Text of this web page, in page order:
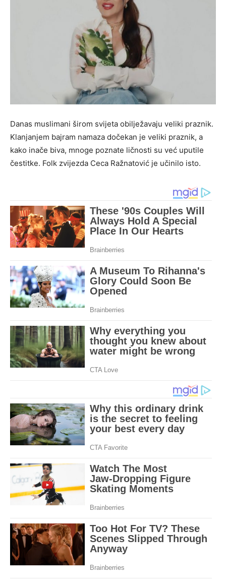
Danas muslimani širom svijeta obilježavaju veliki praznik.
Klanjanjem bajram namaza dočekan je veliki praznik, a
kako inače biva, mnoge poznate ličnosti su već uputile
čestitke. Folk zvijezda Ceca Ražnatović je učinilo isto.